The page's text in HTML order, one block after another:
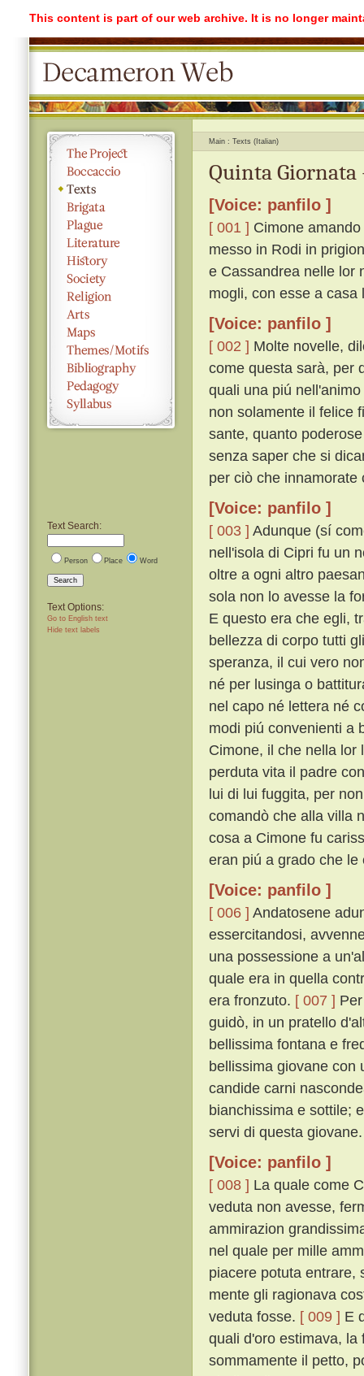
This content is part of our web archive. It is no longer
Text Search:
Person Place Word
Search
Text Options:
Go to English text
Hide text labels
Main Texts (Italian)
Quinta
[Voice: panfilo ]
[ 001 ] Cimone
messo in Rodi in
e Cassandrea nelle lor
mogli, con esse a casa
[Voice: panfilo ]
[ 002 ] Molte novelle,
come questa sarà, per
quali una piú
non solamente il felice
sante, quanto
senza saper che si
per ciò che
[Voice: panfilo ]
[ 003 ] Adunque (sí
nell'isola di Cipri fu un
oltre a ogni altro
sola non lo avesse la
E questo era che egli,
bellezza di corpo tutti
speranza, il cui vero
né per lusinga o
nel capo né lettera né
modi piú convenienti a
Cimone, il che nella
perduta vita il padre
lui di lui fuggita, per
comandò che alla villa
cosa a Cimone fu
eran piú a grado che le
[Voice: panfilo ]
[ 006 ] Andatosene
essercitandosi,
una possessione a
quale era in quella
era fronzuto. [ 007 ]
guidò, in un pratello
bellissima fontana e
bellissima giovane con
candide carni
bianchissima e sottile;
servi di questa giovane.
[Voice: panfilo ]
[ 008 ] La quale come
veduta non avesse,
ammirazion
nel quale per mille
piacere potuta entrare,
mente gli ragionava
veduta fosse. [ 009 ] E
quali d'oro estimava,
sommamente il petto,